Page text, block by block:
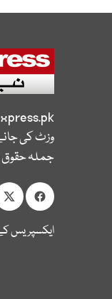
وزٹ کی
جملہ حقوق
ایکسپریس